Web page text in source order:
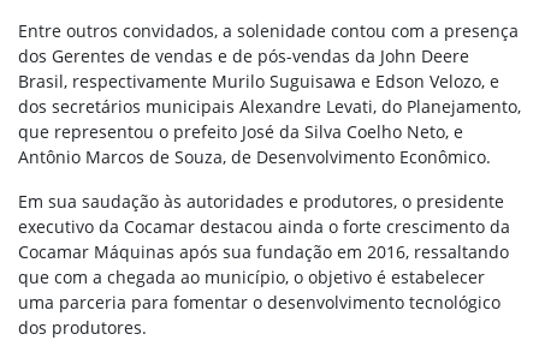
Entre outros convidados, a solenidade contou com a presença
dos Gerentes de vendas e de pós-vendas da John Deere
Brasil, respectivamente Murilo Suguisawa e Edson Velozo, e
dos secretários municipais Alexandre Levati, do Planejamento,
que representou o prefeito José da Silva Coelho Neto, e
Antônio Marcos de Souza, de Desenvolvimento Econômico.
Em sua saudação às autoridades e produtores, o presidente
executivo da Cocamar destacou ainda o forte crescimento da
Cocamar Máquinas após sua fundação em 2016, ressaltando
que com a chegada ao município, o objetivo é estabelecer
uma parceria para fomentar o desenvolvimento tecnológico
dos produtores.